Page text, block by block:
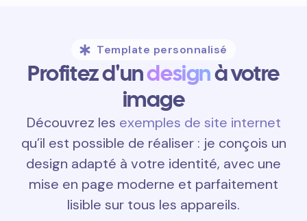
Template personnalisé
Profitez d'undesignà votre
image
Découvrez les exemples de site internet
qu’il est possible de réaliser : je conçois un
design adapté à votre identité, avec une
mise en page moderne et parfaitement
lisible sur tous les appareils.